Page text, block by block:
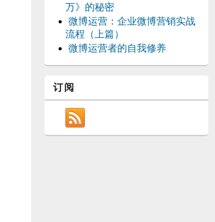
万》的秘密
微博运营：企业微博营销实战
流程（上篇）
微博运营者的自我修养
订阅